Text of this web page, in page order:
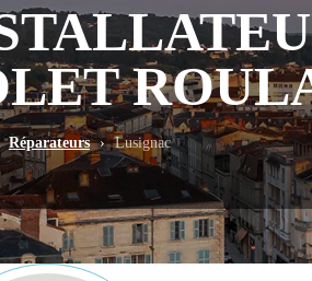
Réparateurs › Lusignac